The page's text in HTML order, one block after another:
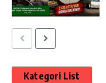
Kategori List